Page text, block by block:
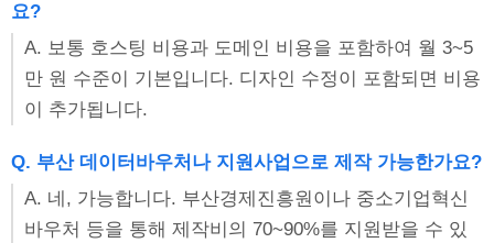
요?
A. 보통 호스팅 비용과 도메인 비용을 포함하여 월 3~5
만 원 수준이 기본입니다. 디자인 수정이 포함되면 비용
이 추가됩니다.
Q. 부산 데이터바우처나 지원사업으로 제작 가능한가요?
A. 네, 가능합니다. 부산경제진흥원이나 중소기업혁신
바우처 등을 통해 제작비의 70~90%를 지원받을 수 있